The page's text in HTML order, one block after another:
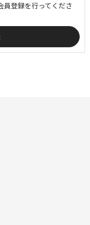
員登録を行ってくださ